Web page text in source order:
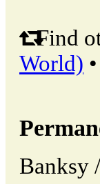
Find
World) •
Banksy